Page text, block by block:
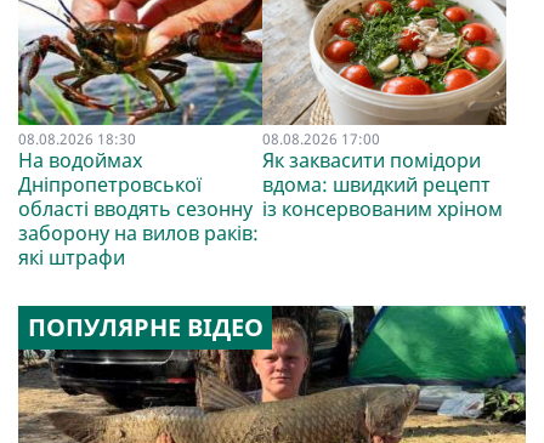
08.08.2026 18:30
На водоймах
Дніпропетровської
області вводять сезонну
заборону на вилов раків:
які штрафи
08.08.2026 17:00
Як заквасити помідори
вдома: швидкий рецепт
із консервованим хріном
ПОПУЛЯРНЕ ВІДЕО